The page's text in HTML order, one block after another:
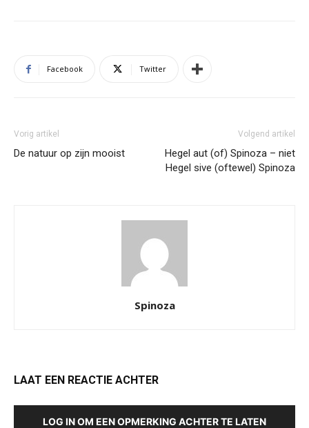
Facebook Twitter
Vorig artikel
De natuur op zijn mooist
Volgend artikel
Hegel aut (of) Spinoza – niet
Hegel sive (oftewel) Spinoza
Spinoza
LAAT EEN REACTIE ACHTER
LOG IN OM EEN OPMERKING ACHTER TE LATEN